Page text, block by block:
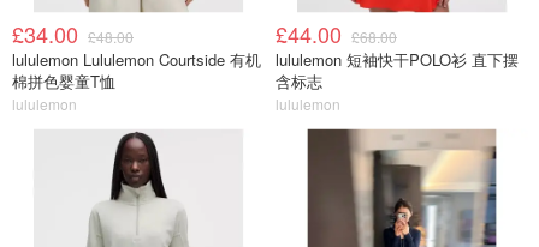
£34.00 £48.00
lululemon Lululemon Courtside 有机
棉拼色婴童T恤
lululemon
£44.00 £68.00
lululemon 短袖快干POLO衫 直下摆
含标志
lululemon